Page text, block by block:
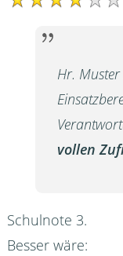
Hr.
vollen
Schulnote 3.
Besser wäre: